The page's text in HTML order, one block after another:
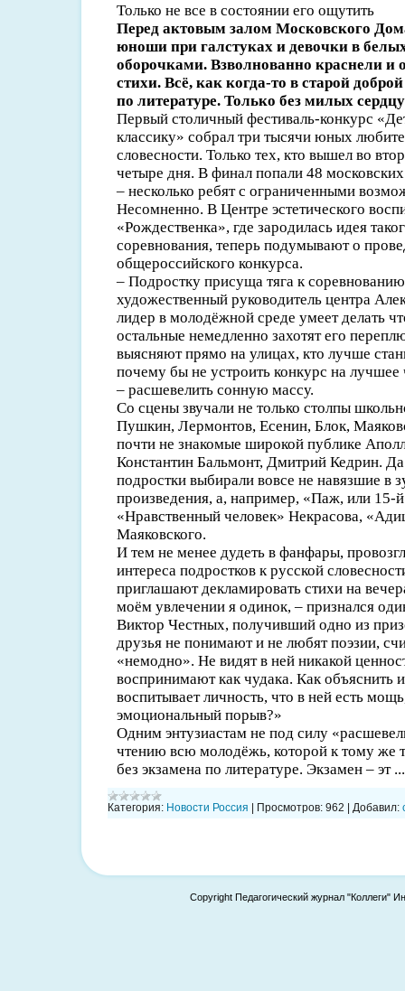
Только не все в состоянии его ощутить
Перед актовым залом Московского
юноши при галстуках и девочки в
оборочками. Взволнованно краснели и
стихи. Всё, как когда-то в старой
по литературе. Только без милых
Первый столичный фестиваль-конкурс
классику» собрал три тысячи юных
словесности. Только тех, кто вышел во
четыре дня. В финал попали 48
– несколько ребят с ограниченными
Несомненно. В Центре эстетического
«Рождественка», где зародилась идея
соревнования, теперь подумывают о
общероссийского конкурса.
– Подростку присуща тяга к
художественный руководитель центра
лидер в молодёжной среде умеет делать
остальные немедленно захотят его
выясняют прямо на улицах, кто лучше
почему бы не устроить конкурс на лучшее
– расшевелить сонную массу.
Со сцены звучали не только столпы
Пушкин, Лермонтов, Есенин, Блок,
почти не знакомые широкой публике
Константин Бальмонт, Дмитрий Кедрин. Да
подростки выбирали вовсе не навязшие в
произведения, а, например, «Паж, или 15-
«Нравственный человек» Некрасова,
Маяковского.
И тем не менее дудеть в фанфары,
интереса подростков к русской
приглашают декламировать стихи на
моём увлечении я одинок, – признался
Виктор Честных, получивший одно из
друзья не понимают и не любят поэзии,
«немодно». Не видят в ней никакой
воспринимают как чудака. Как объяснить
воспитывает личность, что в ней есть
эмоциональный порыв?»
Одним энтузиастам не под силу
чтению всю молодёжь, которой к тому же
без экзамена по литературе. Экзамен – эт
Категория: Новости Россия | Просмотров: 962 | Добавил:
Copyright Педагогический журнал "Коллеги"